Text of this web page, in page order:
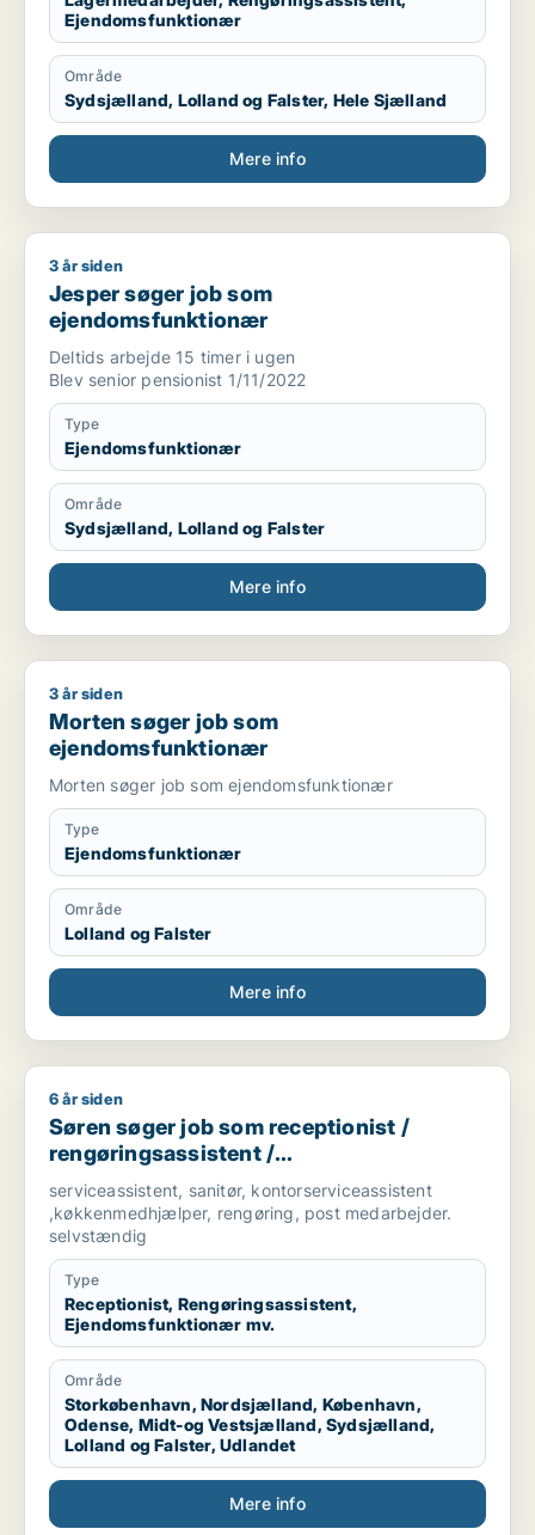
Tak fordi du tog dig tid til og læse lidt om mig.
Ejendomsfunktionær
Område
Sydsjælland, Lolland og Falster, Hele Sjælland
Mere info
Jesper søger job som ejendomsfunktionær
3 år siden
Jesper søger job som
ejendomsfunktionær
Deltids arbejde 15 timer i ugen
Blev senior pensionist 1/11/2022
Type
Ejendomsfunktionær
Område
Sydsjælland, Lolland og Falster
Mere info
Morten søger job som ejendomsfunktionær
3 år siden
Morten søger job som
ejendomsfunktionær
Morten søger job som ejendomsfunktionær
Type
Ejendomsfunktionær
Område
Lolland og Falster
Mere info
Søren søger job som receptionist / rengøringsassistent /
6 år siden
Søren søger job som receptionist /
rengøringsassistent /
ejendomsfunktionær / bud /
køkkenmedarbejder
serviceassistent, sanitør, kontorserviceassistent
,køkkenmedhjælper, rengøring, post medarbejder.
selvstændig
Type
Receptionist, Rengøringsassistent,
Ejendomsfunktionær mv.
Område
Storkøbenhavn, Nordsjælland, København,
Odense, Midt-og Vestsjælland, Sydsjælland,
Lolland og Falster, Udlandet
Mere info